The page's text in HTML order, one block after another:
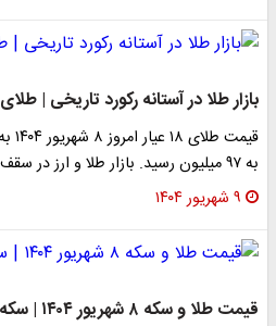
بازار طلا در آستانه رکورد تاریخی | طلای ۱۸ عیار گران‌تر شد
به ۹۷ میلیون رسید. بازار طلا و ارز در سقف تاریخی؛…
۹ شهریور ۱۴۰۴
قیمت طلا و سکه ۸ شهریور ۱۴۰۴ | سکه در آستانه ۱۰۰ میلیون!